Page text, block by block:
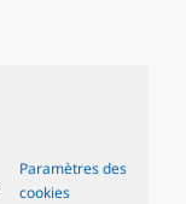
Paramètres des
cookies